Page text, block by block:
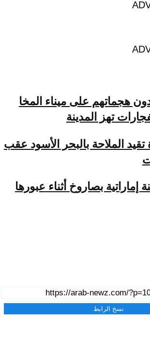
هجماتهم على ميناء المخا
تقيد الملاحة بالبحر الأسود عقب
إماراتية بصاروخ أثناء عبورها
نسخ الرابط